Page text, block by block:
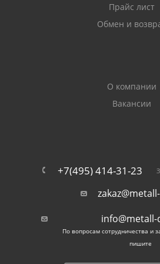
сечение, полки и дно
собой плавным радиусом.
скручивания, кривизны и
Номенклатура
Доступны параметры и
диапазоне:
Прайс лист
Обмен и
О компании
Вакансии
+7(495) 414-31-23
info@metall-
По вопросам сотрудничества и
пишите